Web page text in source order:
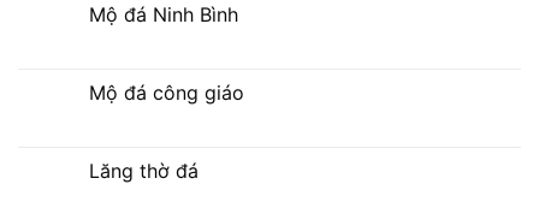
Mộ đá Ninh Bình
Mộ đá công giáo
Lăng thờ đá